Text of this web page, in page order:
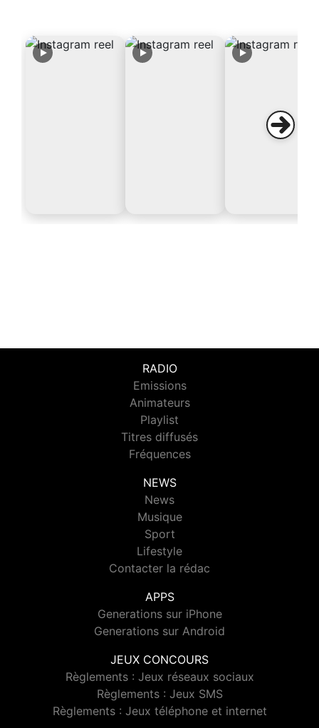
RADIO
Emissions
Animateurs
Playlist
Titres diffusés
Fréquences
NEWS
News
Musique
Sport
Lifestyle
Contacter la rédac
APPS
Generations sur iPhone
Generations sur Android
JEUX CONCOURS
Règlements : Jeux réseaux sociaux
Règlements : Jeux SMS
Règlements : Jeux téléphone et internet